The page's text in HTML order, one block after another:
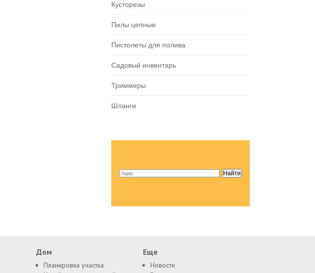
Кусторезы
Пилы цепные
Пистолеты для полива
Садовый инвентарь
Триммеры
Шланги
Дом
Планировка участка
Еще
Новости